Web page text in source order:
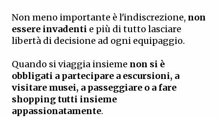
Non meno importante è l'indiscrezione, non
essere invadenti e più di tutto lasciare
libertà di decisione ad ogni equipaggio.
Quando si viaggia insieme non si è
obbligati a partecipare a escursioni, a
visitare musei, a passeggiare o a fare
shopping tutti insieme
appassionatamente.